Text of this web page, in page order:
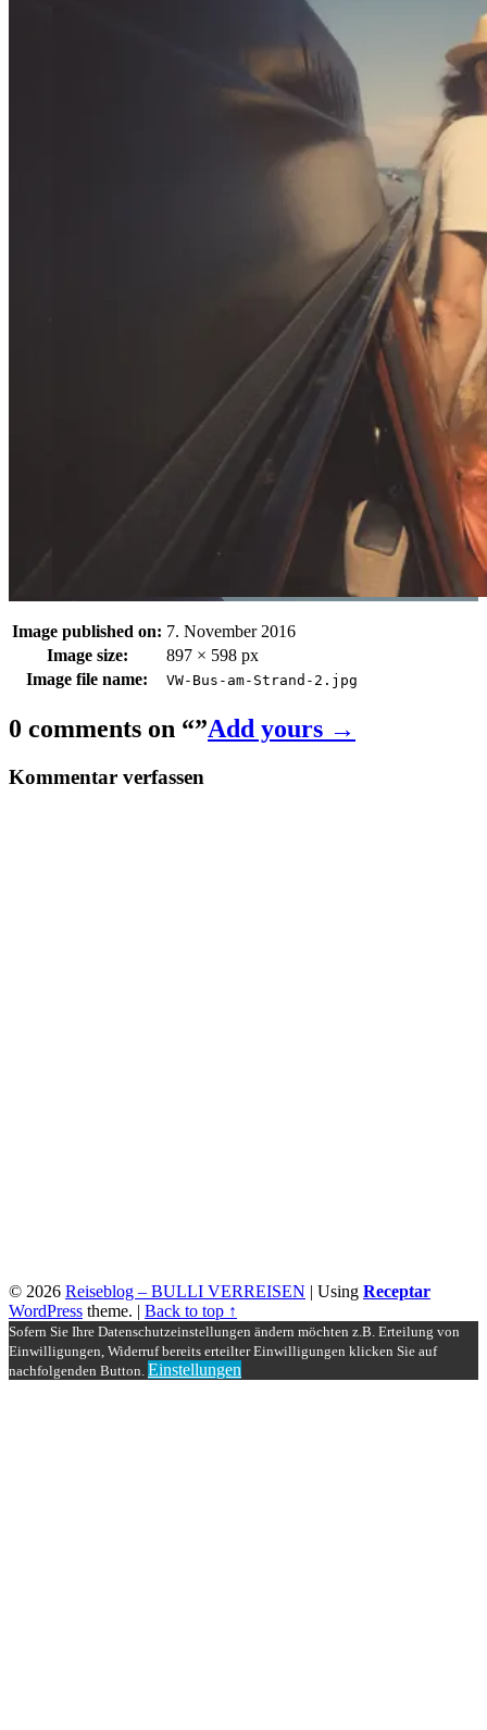
Image published on: 7. November 2016
Image size:
897 × 598 px
Image file name:
VW-Bus-am-Strand-2.jpg
0 comments on “”Add yours →
Kommentar verfassen
© 2026 Reiseblog – BULLI VERREISEN | Using Receptar
WordPress theme. | Back to top ↑
Sofern Sie Ihre Datenschutzeinstellungen ändern möchten z.B. Erteilung von
Einwilligungen, Widerruf bereits erteilter Einwilligungen klicken Sie auf
nachfolgenden Button. Einstellungen